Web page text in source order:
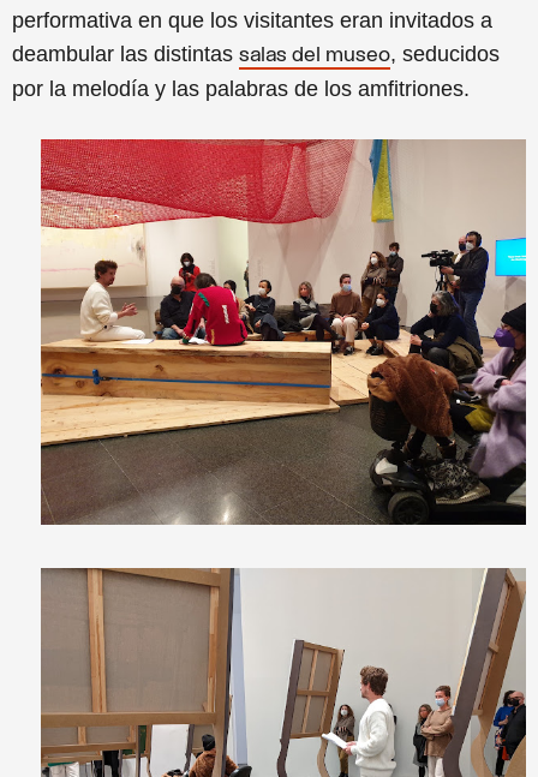
performativa en que los visitantes eran invitados a
deambular las distintas salas del museo, seducidos
por la melodía y las palabras de los amfitriones.